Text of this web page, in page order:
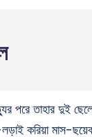
পরে তাহার দুই
করিয়া মাস-